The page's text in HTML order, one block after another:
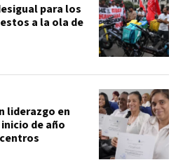
para los
a la ola de
liderazgo en
inicio de año